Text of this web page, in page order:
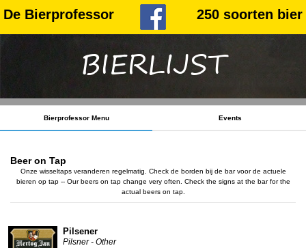
De Bierprofessor 250 soorten bier
BIERLIJST
Bierprofessor Menu Events
Beer on Tap
Onze wisseltaps veranderen regelmatig. Check de borden bij de bar voor de actuele
bieren op tap -- Our beers on tap change very often. Check the signs at the bar for the
actual beers on tap.
Pilsener
Pilsner - Other